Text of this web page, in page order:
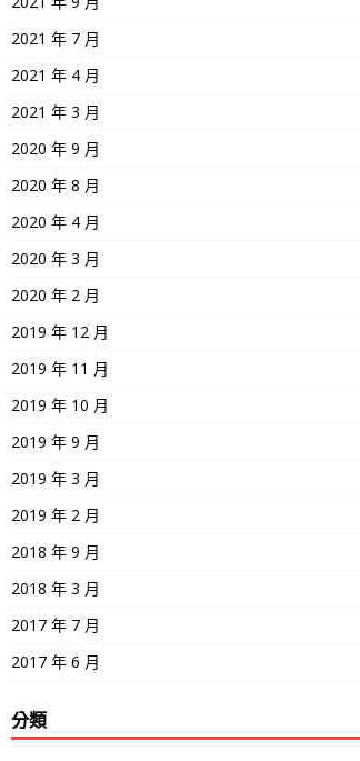
2021 年 7 月
2021 年 4 月
2021 年 3 月
2020 年 9 月
2020 年 8 月
2020 年 4 月
2020 年 3 月
2020 年 2 月
2019 年 12 月
2019 年 11 月
2019 年 10 月
2019 年 9 月
2019 年 3 月
2019 年 2 月
2018 年 9 月
2018 年 3 月
2017 年 7 月
2017 年 6 月
分類